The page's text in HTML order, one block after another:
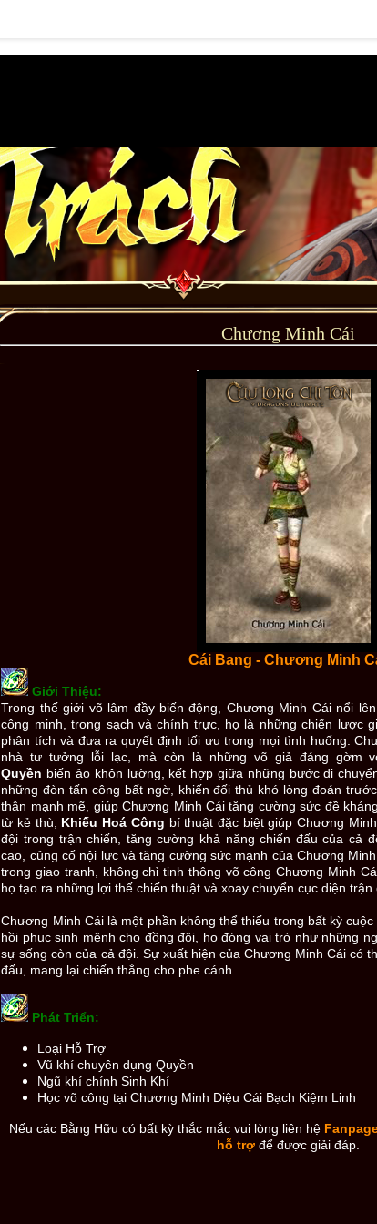
Chương Minh Cái
Cái Bang - Chương Minh
Giới Thiệu:
Trong thế giới võ lâm đầy biến động, Chương Minh Cái nổi
công minh, trong sạch và chính trực, họ là những chiến lược
phân tích và đưa ra quyết định tối ưu trong mọi tình huống.
nhà tư tưởng lỗi lạc, mà còn là những võ giả đáng gờm
Quyền biến ảo khôn lường, kết hợp giữa những bước di
những đòn tấn công bất ngờ, khiến đối thủ khó lòng đoán
thân mạnh mẽ, giúp Chương Minh Cái tăng cường sức đề
từ kẻ thù, Khiếu Hoá Công bí thuật đặc biệt giúp Chương
đội trong trận chiến, tăng cường khả năng chiến đấu của cả
cao, củng cố nội lực và tăng cường sức mạnh của Chương
trong giao tranh, không chỉ tinh thông võ công Chương Minh
họ tạo ra những lợi thế chiến thuật và xoay chuyển cục diện trận
Chương Minh Cái là một phần không thể thiếu trong bất kỳ
hồi phục sinh mệnh cho đồng đội, họ đóng vai trò như những
sự sống còn của cả đội. Sự xuất hiện của Chương Minh Cái có
đấu, mang lại chiến thắng cho phe cánh.
Phát Triển:
Loại Hỗ Trợ
Vũ khí chuyên dụng Quyền
Ngũ khí chính Sinh Khí
Học võ công tại Chương Minh Diệu Cái Bạch Kiệm Linh
Nếu các Bằng Hữu có bất kỳ thắc mắc vui lòng liên hệ
hỗ trợđể được giải đáp.